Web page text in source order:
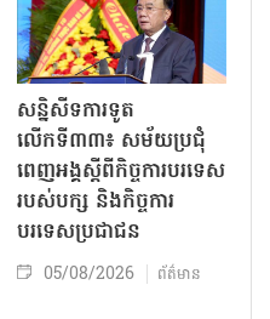
សន្និសីទការទូត
លើកទី៣៣៖ សម័យប្រជុំ
ពេញអង្គស្តីពីកិច្ច​ការបរទេស
របស់​បក្ស និងកិច្ច​ការ
បរទេសប្រជាជន
05/08/2026 ព័ត៌មាន